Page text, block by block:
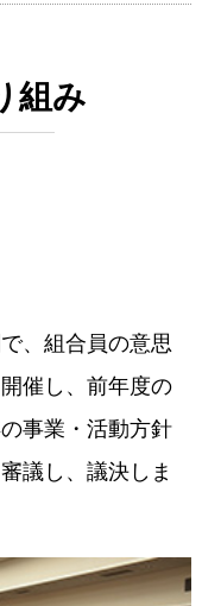
組み
、組合員の意思
催し、前年度の
事業・活動方針
議し、議決しま